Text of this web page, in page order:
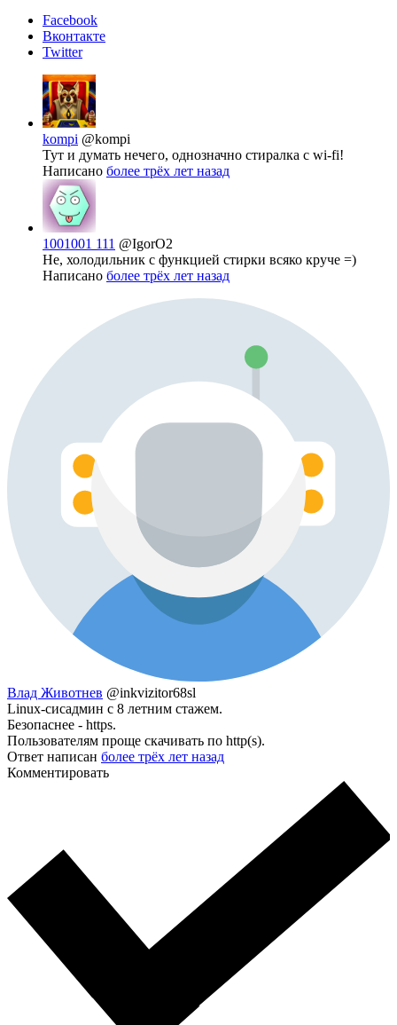
Facebook
Вконтакте
Twitter
kompi @kompi
Тут и думать нечего, однозначно стиралка с wi-fi!
Написано более трёх лет назад
1001001 111 @IgorO2
Не, холодильник с функцией стирки всяко круче =)
Написано более трёх лет назад
Влад Животнев @inkvizitor68sl
Linux-сисадмин с 8 летним стажем.
Безопаснее - https.
Пользователям проще скачивать по http(s).
Ответ написан более трёх лет назад
Комментировать